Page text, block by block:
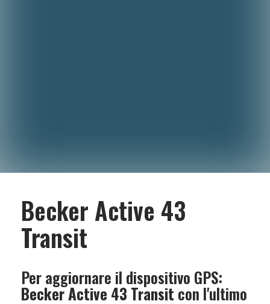
Becker Active 43
Transit
Per aggiornare il dispositivo GPS:
Becker Active 43 Transit con l'ultimo